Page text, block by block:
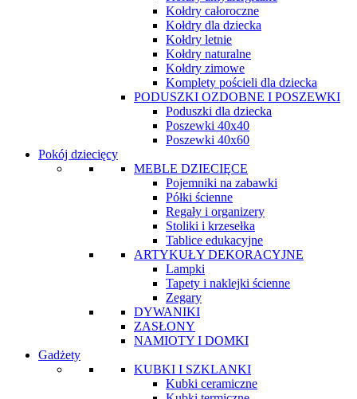
Kołdry całoroczne
Kołdry dla dziecka
Kołdry letnie
Kołdry naturalne
Kołdry zimowe
Komplety pościeli dla dziecka
PODUSZKI OZDOBNE I POSZEWKI
Poduszki dla dziecka
Poszewki 40x40
Poszewki 40x60
Pokój dziecięcy
MEBLE DZIECIĘCE
Pojemniki na zabawki
Półki ścienne
Regały i organizery
Stoliki i krzesełka
Tablice edukacyjne
ARTYKUŁY DEKORACYJNE
Lampki
Tapety i naklejki ścienne
Zegary
DYWANIKI
ZASŁONY
NAMIOTY I DOMKI
Gadżety
KUBKI I SZKLANKI
Kubki ceramiczne